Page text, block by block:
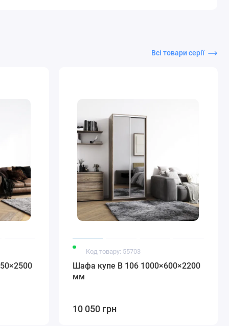
Всі товари серії
Код товару: 55703
Шафа купе В 106 1000×600×2200
мм
10 050 грн